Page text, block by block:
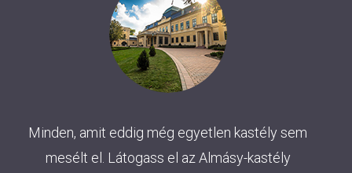
Minden, amit eddig még egyetlen kastély sem
mesélt el. Látogass el az Almásy-kastély